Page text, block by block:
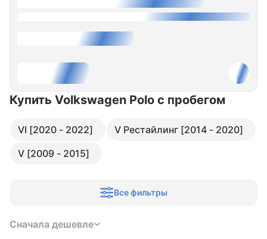
Купить Volkswagen Polo с пробегом
VI [2020 - 2022]
V Рестайлинг [2014 - 2020]
V [2009 - 2015]
Все фильтры
Сначала дешевле